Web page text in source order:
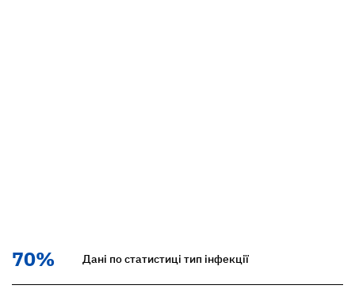
70% Дані по статистиці тип інфекції